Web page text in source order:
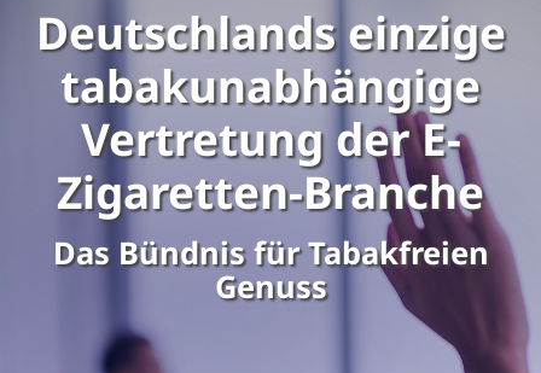
Deutschlands einzige
tabakunabhängige
Vertretung der E-
Zigaretten-Branche
Das Bündnis für Tabakfreien
Genuss